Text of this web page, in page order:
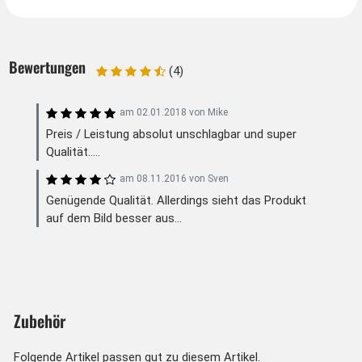
Bewertungen (4)
am 02.01.2018 von Mike
Preis / Leistung absolut unschlagbar und super
Qualität.....
am 08.11.2016 von Sven
Genügende Qualität. Allerdings sieht das Produkt
auf dem Bild besser aus...
Zubehör
Folgende Artikel passen gut zu diesem Artikel.